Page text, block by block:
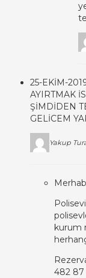
25-EKİM-
AYIRTMAK
ŞİMDİDEN
GELİCEM
Yakup
kurum
482 87